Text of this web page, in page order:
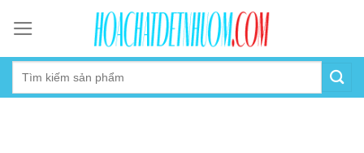
content